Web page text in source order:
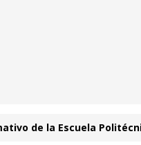
de la Escuela